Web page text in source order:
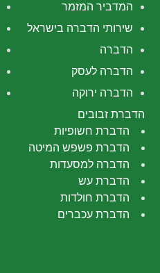
המדביר המזמר
שירותי הדברה בישראל
הדברה
הדברה לעסק
הדברה ירוקה
הדברת זבובים
הדברת חשופיות
הדברת פשפש המיטה
הדברה למסעדות
הדברת עש
הדברת חולדות
הדברת עכברים